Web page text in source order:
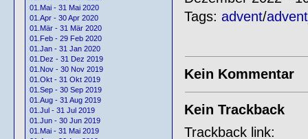
01.Mai - 31 Mai 2020
01.Apr - 30 Apr 2020
01.Mär - 31 Mär 2020
01.Feb - 29 Feb 2020
01.Jan - 31 Jan 2020
01.Dez - 31 Dez 2019
01.Nov - 30 Nov 2019
01.Okt - 31 Okt 2019
01.Sep - 30 Sep 2019
01.Aug - 31 Aug 2019
01.Jul - 31 Jul 2019
01.Jun - 30 Jun 2019
01.Mai - 31 Mai 2019
Tags: advent/
Kein Kommentar
Kein Trackback
Trackback link: